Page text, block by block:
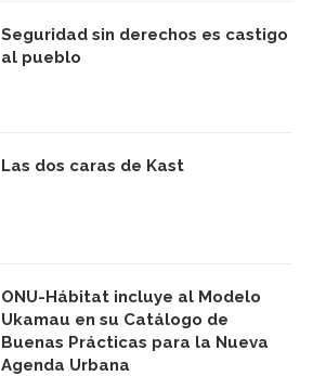
Seguridad sin derechos es castigo
al pueblo
Las dos caras de Kast
ONU-Hábitat incluye al Modelo
Ukamau en su Catálogo de
Buenas Prácticas para la Nueva
Agenda Urbana